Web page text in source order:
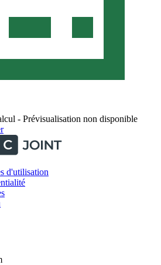
- Prévisualisation non disponible
d'utilisation